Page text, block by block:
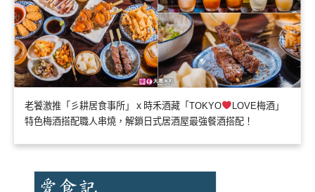
老饕激推「彡耕居食事所」ｘ時禾酒藏「TOKYO
LOVE梅酒」
特色梅酒搭配職人串燒，解鎖日式居酒屋最強餐酒搭配！